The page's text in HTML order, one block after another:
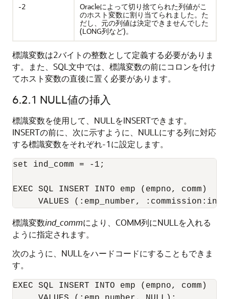
-2
Oracleによって切り捨てられた列値がこ
のホスト変数に割り当てられました。た
だし、元の列値は決定できませんでした
(LONG列など)。
標識変数は2バイトの整数として定義する必要がありま
す。また、SQL文中では、標識変数の前にコロンを付け
てホスト変数の直後に置く必要があります。
6.2.1 NULL値の挿入
標識変数を使用して、NULLをINSERTできます。
INSERTの前に、次に示すように、NULLにする列に対応
する標識変数をそれぞれ-1に設定します。
set ind_comm = -1;
EXEC SQL INSERT INTO emp (empno, comm)
標識変数ind_commにより、COMM列にNULLを入れる
ように指定されます。
次のように、NULLをハードコードにすることもできま
す。
EXEC SQL INSERT INTO emp (empno, comm)